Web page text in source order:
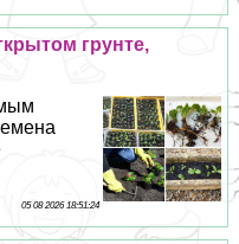
грунте,
05 08 2026 18:51:24